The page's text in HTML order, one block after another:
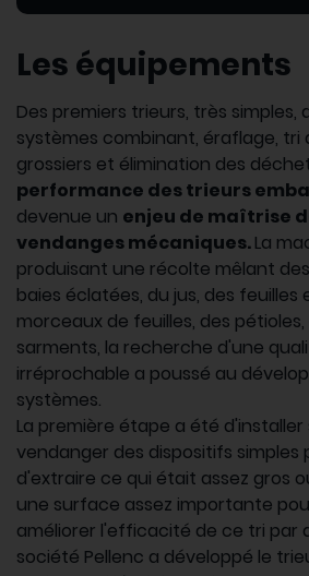
Les équipements
Des premiers trieurs, très simples,
systèmes combinant, éraflage, tri
grossiers et élimination des
performance des trieurs
devenue un enjeu de maîtrise
vendanges mécaniques.La
produisant une récolte mêlant
baies éclatées, du jus, des feuilles
morceaux de feuilles, des
sarments, la recherche d'une
irréprochable a poussé au
systèmes.
La première étape a été
vendanger des dispositifs
d'extraire ce qui était assez gros
une surface assez importante
améliorer l'efficacité de ce tri par
société Pellenc a développé le